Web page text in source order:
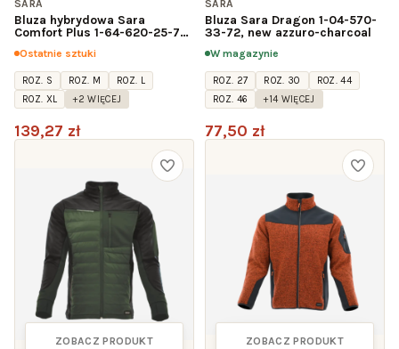
SARA
Bluza hybrydowa Sara
Comfort Plus 1-64-620-25-70,
Ostatnie sztuki
ROZ. S ROZ. M
ROZ. L
ROZ. XL
+2 WIĘCEJ
139,27 zł
SARA
Bluza Sara Dragon 1-04-570-
33-72, new azzuro-charcoal
W magazynie
ROZ. 27 ROZ. 30
ROZ. 44
ROZ. 46
+14 WIĘCEJ
77,50 zł
ZOBACZ PRODUKT ZOBACZ PRODUKT